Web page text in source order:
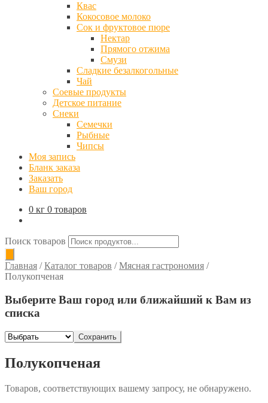
Квас
Кокосовое молоко
Сок и фруктовое пюре
Нектар
Прямого отжима
Смузи
Сладкие безалкогольные
Чай
Соевые продукты
Детское питание
Снеки
Семечки
Рыбные
Чипсы
Моя запись
Бланк заказа
Заказать
Ваш город
0 кг 0 товаров
Поиск товаров
Главная /Каталог товаров /Мясная гастрономия /
Полукопченая
Выберите Ваш город или ближайший к Вам из
списка
Сохранить
Полукопченая
Товаров, соответствующих вашему запросу, не обнаружено.